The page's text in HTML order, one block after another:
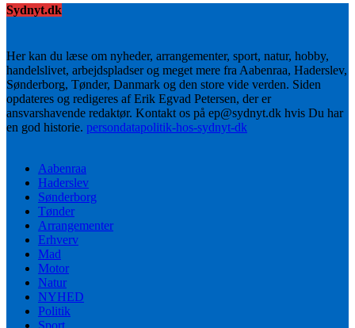
Sydnyt.dk
Her kan du læse om nyheder, arrangementer, sport, natur, hobby,
handelslivet, arbejdspladser og meget mere fra Aabenraa, Haderslev,
Sønderborg, Tønder, Danmark og den store vide verden. Siden
opdateres og redigeres af Erik Egvad Petersen, der er
ansvarshavende redaktør. Kontakt os på ep@sydnyt.dk hvis Du har
en god historie. persondatapolitik-hos-sydnyt-dk
Aabenraa
Haderslev
Sønderborg
Tønder
Arrangementer
Erhverv
Mad
Motor
Natur
NYHED
Politik
Sport